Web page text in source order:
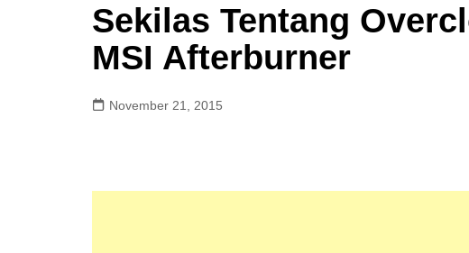
Sekilas Tentang
MSI Afterburner
November 21, 2015